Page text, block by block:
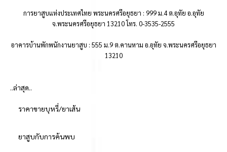
การยาสูบแห่งประเทศไทย พระนครศรีอยุธยา : 999 ม.4 ต.อุทัย อ.อุทัย
จ.พระนครศรีอยุธยา 13210 โทร. 0-3535-2555
อาคารบ้านพักพนักงานยาสูบ : 555 ม.9 ต.คานหาม อ.อุทัย จ.พระนครศรีอยุธยา
13210
..ล่าสุด..
ราคาขายบุหรี่/ยาเส้น
ยาสูบกับการค้นพบ